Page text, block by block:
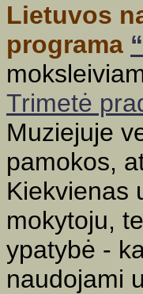
Lietuvos
programa
Trimetė
Muziejuje
pamokos,
Kiekvienas
mokytoju,
ypatybė -
naudojami